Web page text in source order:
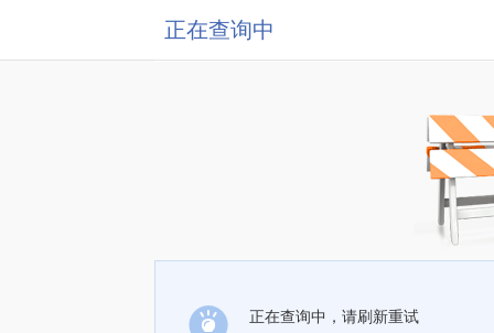
正在查询中
正在查询中，请刷新重试